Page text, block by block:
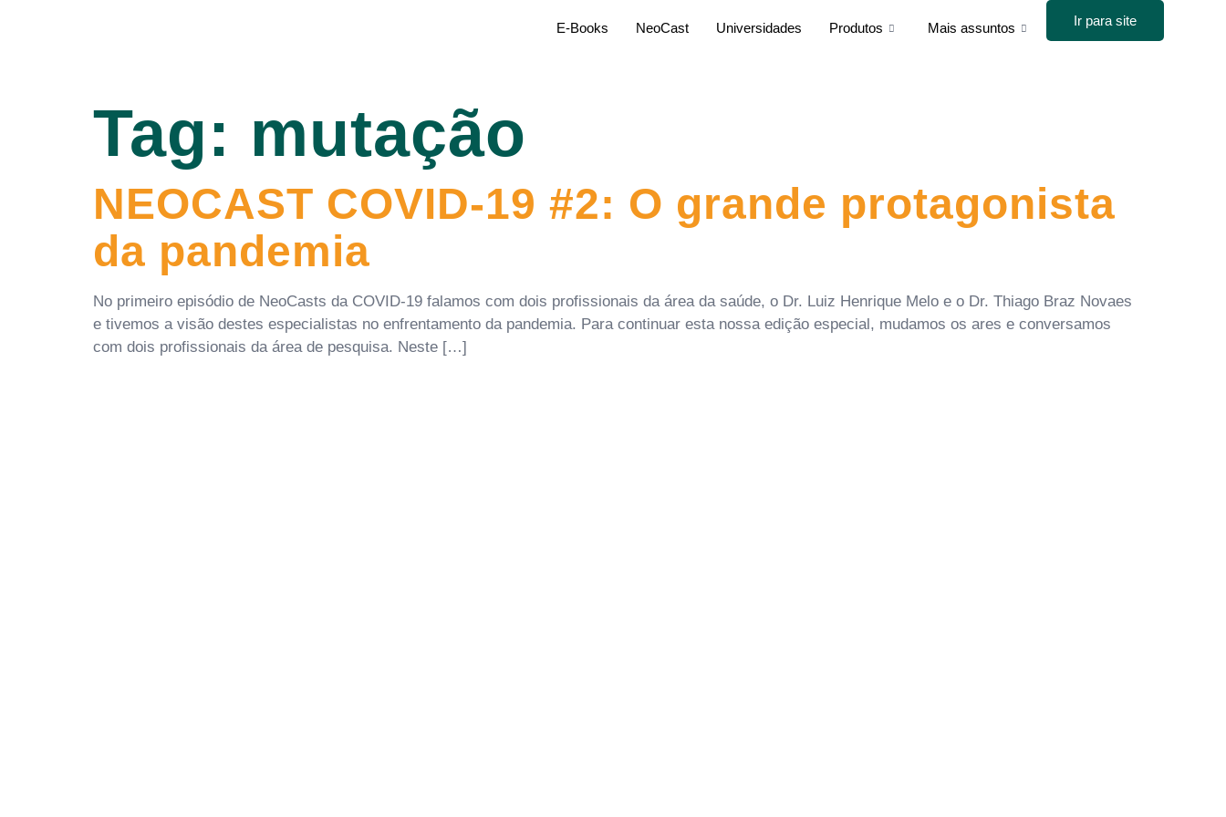
Ir para site
E-Books NeoCast Universidades Produtos Mais assuntos
Tag: mutação
NEOCAST COVID-19 #2: O grande protagonista
da pandemia
No primeiro episódio de NeoCasts da COVID-19 falamos com dois profissionais da área da saúde, o Dr. Luiz Henrique Melo e o Dr. Thiago Braz Novaes
e tivemos a visão destes especialistas no enfrentamento da pandemia. Para continuar esta nossa edição especial, mudamos os ares e conversamos
com dois profissionais da área de pesquisa. Neste […]